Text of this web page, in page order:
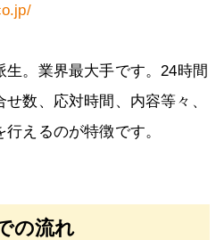
生。業界最大手です。24時間
数、応対時間、内容等々、
えるのが特徴です。
の流れ